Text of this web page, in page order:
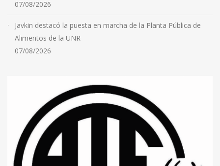
07/08/2026
Javkin destacó la puesta en marcha de la Planta Pública de
Alimentos de la UNR
07/08/2026